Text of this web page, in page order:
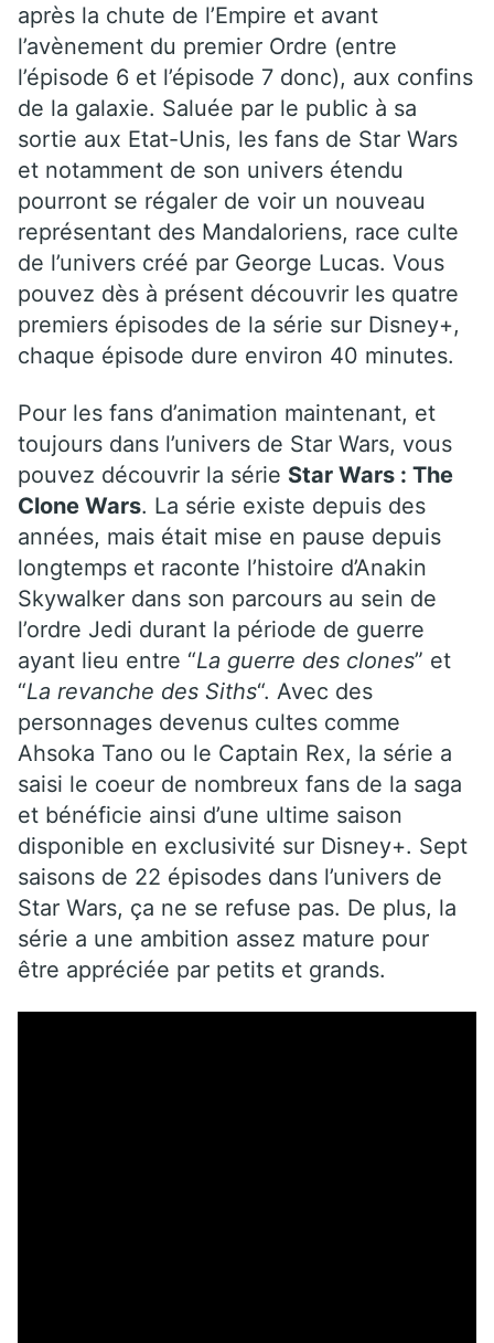
après la chute de l’Empire et avant
l’avènement du premier Ordre (entre
l’épisode 6 et l’épisode 7 donc), aux confins
de la galaxie. Saluée par le public à sa
sortie aux Etat-Unis, les fans de Star Wars
et notamment de son univers étendu
pourront se régaler de voir un nouveau
représentant des Mandaloriens, race culte
de l’univers créé par George Lucas. Vous
pouvez dès à présent découvrir les quatre
premiers épisodes de la série sur Disney+,
chaque épisode dure environ 40 minutes.
Pour les fans d’animation maintenant, et
toujours dans l’univers de Star Wars, vous
pouvez découvrir la série Star Wars : The
Clone Wars. La série existe depuis des
années, mais était mise en pause depuis
longtemps et raconte l’histoire d’Anakin
Skywalker dans son parcours au sein de
l’ordre Jedi durant la période de guerre
ayant lieu entre “La guerre des clones” et
“La revanche des Siths“. Avec des
personnages devenus cultes comme
Ahsoka Tano ou le Captain Rex, la série a
saisi le coeur de nombreux fans de la saga
et bénéficie ainsi d’une ultime saison
disponible en exclusivité sur Disney+. Sept
saisons de 22 épisodes dans l’univers de
Star Wars, ça ne se refuse pas. De plus, la
série a une ambition assez mature pour
être appréciée par petits et grands.